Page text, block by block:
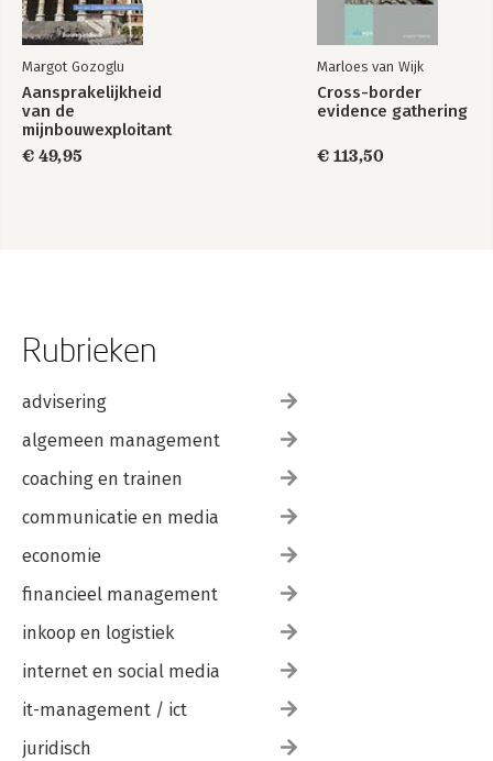
Margot Gozoglu
Aansprakelijkheid
van de
mijnbouwexploitant
voor materiële
schade ontstaan
€ 49,95
Marloes van Wijk
Cross-border
evidence gathering
€ 113,50
Rubrieken
advisering
algemeen management
coaching en trainen
communicatie en media
economie
financieel management
inkoop en logistiek
internet en social media
it-management / ict
juridisch